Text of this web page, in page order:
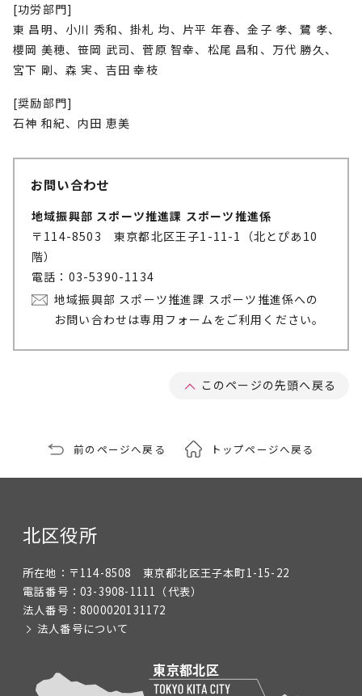
[功労部門]
東 昌明、小川 秀和、掛札 均、片平 年春、金子 孝、鷺 孝、
櫻岡 美穂、笹岡 武司、菅原 智幸、松尾 昌和、万代 勝久、
宮下 剛、森 実、吉田 幸枝
[奨励部門]
石神 和紀、内田 恵美
お問い合わせ
地域振興部 スポーツ推進課 スポーツ推進係
〒114-8503 東京都北区王子1-11-1（北とぴあ10
階）
電話：03-5390-1134
地域振興部 スポーツ推進課 スポーツ推進係への
お問い合わせは専用フォームをご利用ください。
このページの先頭へ戻る
前のページへ戻る トップページへ戻る
北区役所
所在地： 〒114-8508 東京都北区王子本町1-15-22
電話番号： 03-3908-1111 （代表）
法人番号： 8000020131172
法人番号について